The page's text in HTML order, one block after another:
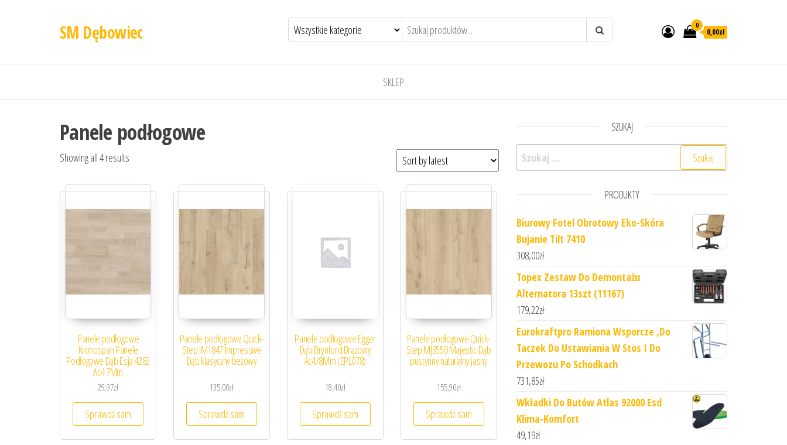
SM Dębowiec 0
0,00zł
SKLEP
Panele podłogowe
Showing all 4 results
Panele podłogowe
Kronospan Panele
Podłogowe Dąb Esja 4282
Ac4 7Mm
29,97zł
Sprawdź sam
Panele podłogowe Quick-
Step IM1847 Impressive
Dąb klasyczny beżowy
135,00zł
Sprawdź sam
Panele podłogowe Egger
Dąb Brynford Brązowy
Ac4/8Mm (EPL078)
18,40zł
Sprawdź sam
Panele podłogowe Quick-
Step MJ3550 Majestic Dąb
pustynny naturalny jasny
155,90zł
Sprawdź sam
SZUKAJ
Szukaj:
PRODUKTY
Biurowy Fotel Obrotowy Eko-Skóra
Bujanie Tilt 7410
308,00zł
Topex Zestaw Do Demontażu
Alternatora 13szt (11167)
179,22zł
Eurokraftpro Ramiona Wsporcze ,Do
Taczek Do Ustawiania W Stos I Do
Przewozu Po Schodkach
731,85zł
Wkładki Do Butów Atlas 92000 Esd
Klima-Komfort
49,19zł